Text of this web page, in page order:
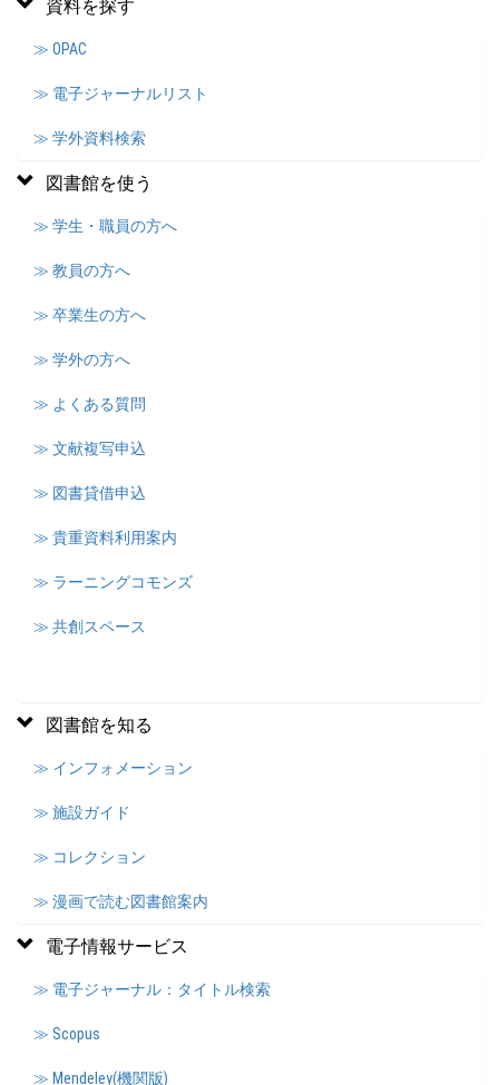
≫ OPAC
≫ 電子ジャーナルリスト
≫ 学外資料検索
図書館を使う
≫ 学生・職員の方へ
≫ 教員の方へ
≫ 卒業生の方へ
≫ 学外の方へ
≫ よくある質問
≫ 文献複写申込
≫ 図書貸借申込
≫ 貴重資料利用案内
≫ ラーニングコモンズ
≫ 共創スペース
図書館を知る
≫ インフォメーション
≫ 施設ガイド
≫ コレクション
≫ 漫画で読む図書館案内
電子情報サービス
≫ 電子ジャーナル：タイトル検索
≫ Scopus
≫ Mendeley(機関版)